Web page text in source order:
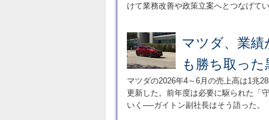
けて業務改善や政策立案へとつなげて
マツダ、業
も勝ち取った
マツダの2026年4～6月の売上高は1兆
更新した。前年度は必要に駆られた「
いく──ガイトン副社長はそう語った。